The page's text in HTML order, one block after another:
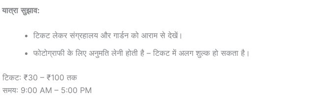
यात्रा सुझाव:
टिकट लेकर संग्रहालय और गार्डन को आराम से देखें।
फोटोग्राफी के लिए अनुमति लेनी होती है – टिकट में अलग शुल्क हो सकता है।
टिकट: ₹30 – ₹100 तक
समय: 9:00 AM – 5:00 PM